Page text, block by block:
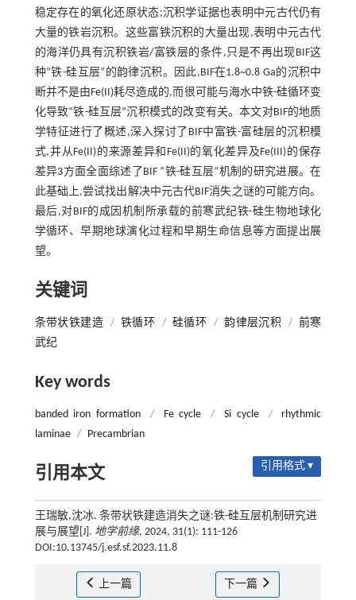
稳定存在的氧化还原状态;沉积学证据也表明中元古代仍有
大量的铁岩沉积。这些富铁沉积的大量出现,表明中元古代
的海洋仍具有沉积铁岩/富铁层的条件,只是不再出现BIF这
种“铁-硅互层”的韵律沉积。因此,BIF在1.8~0.8 Ga的沉积中
断并不是由Fe(II)耗尽造成的,而很可能与海水中铁-硅循环变
化导致“铁-硅互层”沉积模式的改变有关。本文对BIF的地质
学特征进行了概述,深入探讨了BIF中富铁-富硅层的沉积模
式,并从Fe(II)的来源差异和Fe(II)的氧化差异及Fe(III)的保存
差异3方面全面综述了BIF “铁-硅互层”机制的研究进展。在
此基础上,尝试找出解决中元古代BIF消失之谜的可能方向。
最后,对BIF的成因机制所承载的前寒武纪铁-硅生物地球化
学循环、早期地球演化过程和早期生命信息等方面提出展
望。
关键词
条带状铁建造 / 铁循环 / 硅循环 / 韵律层沉积 /
前寒
武纪
Key words
banded iron formation / Fe cycle / Si cycle /
rhythmic
laminae / Precambrian
引用本文 引用格式 ▾
王瑞敏,沈冰. 条带状铁建造消失之谜:铁-硅互层机制研究进
展与展望[J]. 地学前缘, 2024, 31(1): 111-126
DOI:10.13745/j.esf.sf.2023.11.8
上一篇 下一篇